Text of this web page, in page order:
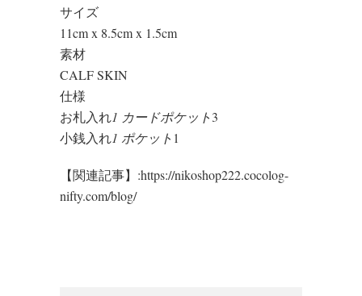
サイズ
11cm x 8.5cm x 1.5cm
素材
CALF SKIN
仕様
お札入れ1 カードポケット3
小銭入れ1 ポケット 1
【関連記事】:https://nikoshop222.cocolog-
nifty.com/blog/